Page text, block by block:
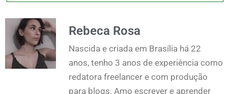
Rebeca Rosa
Nascida e criada em Brasília há 22
anos, tenho 3 anos de experiência como
redatora freelancer e com produção
para blogs. Amo escrever e aprender